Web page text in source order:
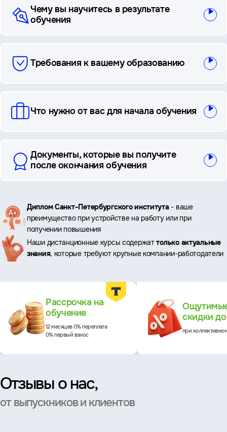
Чему вы научитесь в результате
обучения
Требования к вашему образованию
Что нужно от вас для начала обучения
Документы, которые вы получите
после окончания обучения
Ключевые
преимущества
Диплом Санкт-Петербургского института- ваше
преимущество при устройстве на работу или при
получении повышения
Наши дистанционные курсы содержаттолько актуальные
знания, которые требуют крупные компании-работодатели
Рассрочка на
обучение
12 месяцев 0% переплата
0% первый взнос
скидки
при
Отзывы о нас,
от выпускников и клиентов